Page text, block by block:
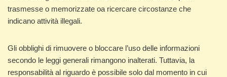
trasmesse o memorizzate oa ricercare circostanze che
indicano attività illegali.
Gli obblighi di rimuovere o bloccare l’uso delle informazioni
secondo le leggi generali rimangono inalterati. Tuttavia, la
responsabilità al riguardo è possibile solo dal momento in cui